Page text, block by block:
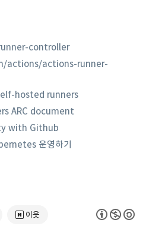
controller
actions/actions-runner-
hosted runners
ARC document
with Github
운영하기
이웃